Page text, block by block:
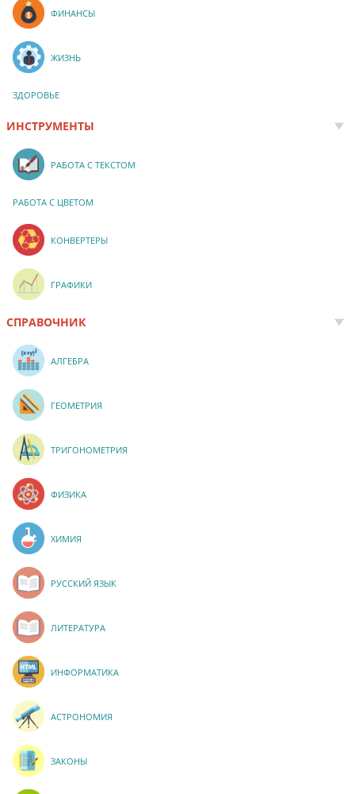
ФИНАНСЫ
ЖИЗНЬ
ЗДОРОВЬЕ
ИНСТРУМЕНТЫ
РАБОТА С ТЕКСТОМ
РАБОТА С ЦВЕТОМ
КОНВЕРТЕРЫ
ГРАФИКИ
СПРАВОЧНИК
АЛГЕБРА
ГЕОМЕТРИЯ
ТРИГОНОМЕТРИЯ
ФИЗИКА
ХИМИЯ
РУССКИЙ ЯЗЫК
ЛИТЕРАТУРА
ИНФОРМАТИКА
АСТРОНОМИЯ
ЗАКОНЫ